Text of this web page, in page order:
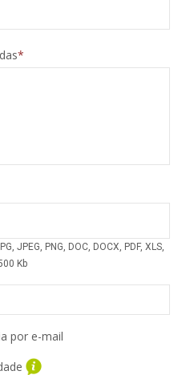
JPEG, PNG, DOC, DOCX, PDF, XLS,
Kb
por e-mail